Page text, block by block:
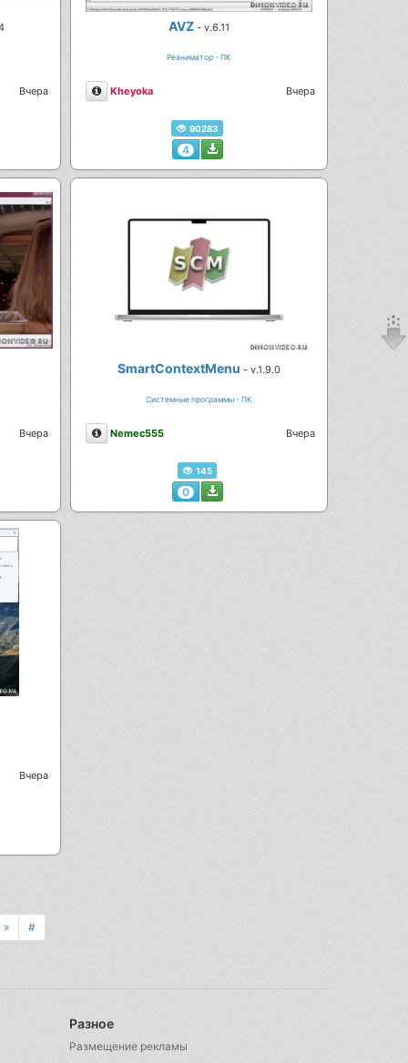
Вчера
AVZ - v.6.11
Реаниматор - ПК
Описание
Kheyoka Вчера
90283
4
Вчера
SmartContextMenu - v.1.9.0
Системные программы - ПК
Описание
Nemec555 Вчера
145
0
Вчера
» #
Разное
Размещение рекламы